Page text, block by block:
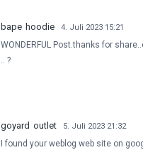
bape hoodie 4. Juli 2023 15:21
WONDERFUL Post.thanks for
.. ?
goyard outlet 5. Juli 2023 21:32
I found your weblog web site on